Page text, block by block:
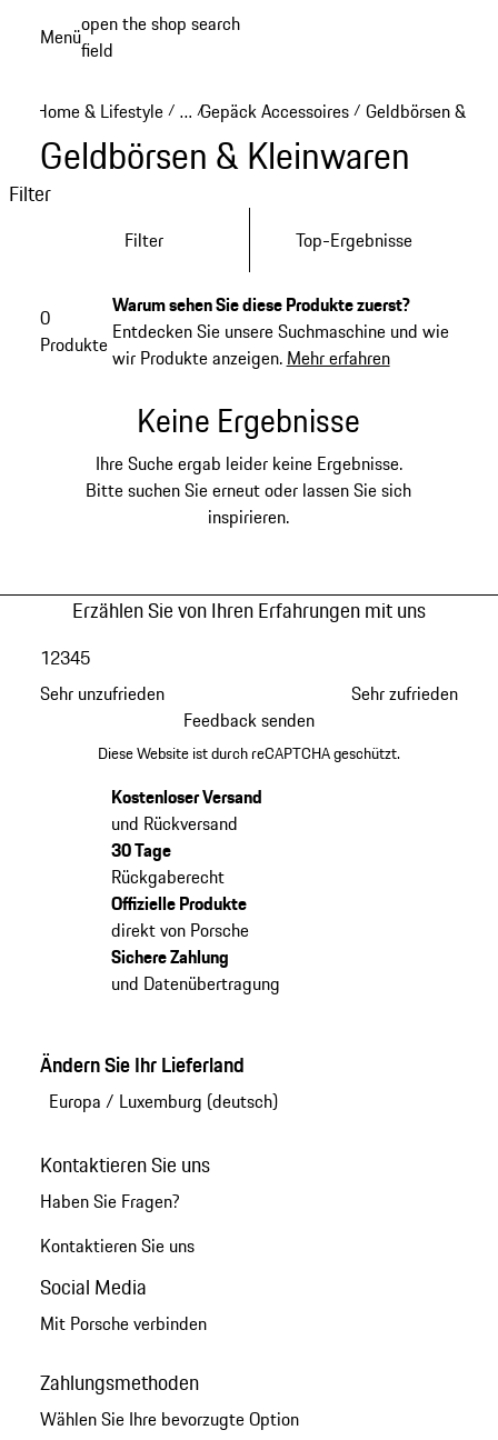
Hauptinhalt
Menüopen the shop search
field
Home & Lifestyle / …
Reveal collapsed breadcrumb items
/Gepäck Accessoires / Geldbörsen &
Geldbörsen & Kleinwaren
Filter
Filter Top-Ergebnisse
0
Produkte
Warum sehen Sie diese Produkte zuerst?
Entdecken Sie unsere Suchmaschine und wie
wir Produkte anzeigen. Mehr erfahren
Keine Ergebnisse
Ihre Suche ergab leider keine Ergebnisse.
Bitte suchen Sie erneut oder lassen Sie sich
inspirieren.
Erzählen Sie von Ihren Erfahrungen mit uns
Sehr unzufrieden
12345
Sehr zufrieden
Feedback senden
Diese Website ist durch reCAPTCHA geschützt.
Kostenloser Versand
und Rückversand
30 Tage
Rückgaberecht
Offizielle Produkte
direkt von Porsche
Sichere Zahlung
und Datenübertragung
Ändern Sie Ihr Lieferland
Europa / Luxemburg (deutsch)
Kontaktieren Sie uns
Haben Sie Fragen?
Kontaktieren Sie uns
Social Media
Mit Porsche verbinden
Zahlungsmethoden
Wählen Sie Ihre bevorzugte Option